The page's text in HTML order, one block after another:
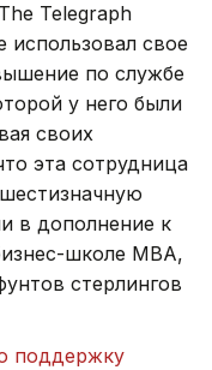
Telegraph
использовал свое
по службе
у него были
своих
эта сотрудница
в дополнение к
школе МВА,
стерлингов
поддержку